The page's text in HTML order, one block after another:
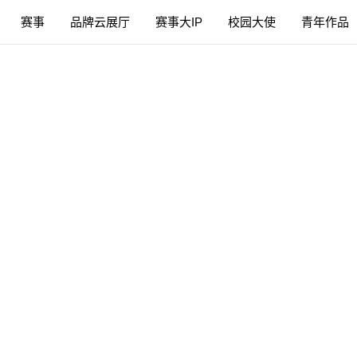
赛事 品牌云展厅 赛事大IP 校园大使 青年作品